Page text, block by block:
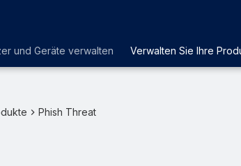
und Geräte verwalten Verwalten Sie Ihre
Phish Threat